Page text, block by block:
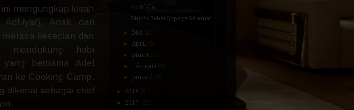
ini mengungkap kisah
Anak dari
kesepian dan
mendukung hobi
bernama Adel
ke Cooking Camp.
dikenal sebagai chef
.
Portfolio
Mudik Sehat Supaya Selamat
► Mei
►April
► Maret
► Februari
► Januari
► 2018
► 2017